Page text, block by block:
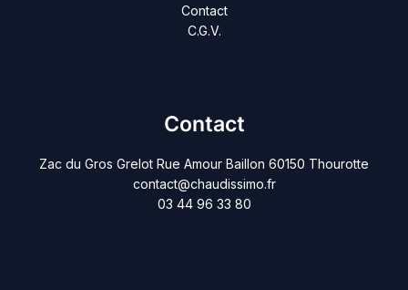
Contact
C.G.V.
Contact
Zac du Gros Grelot Rue Amour Baillon 60150 Thourotte
contact@chaudissimo.fr
03 44 96 33 80